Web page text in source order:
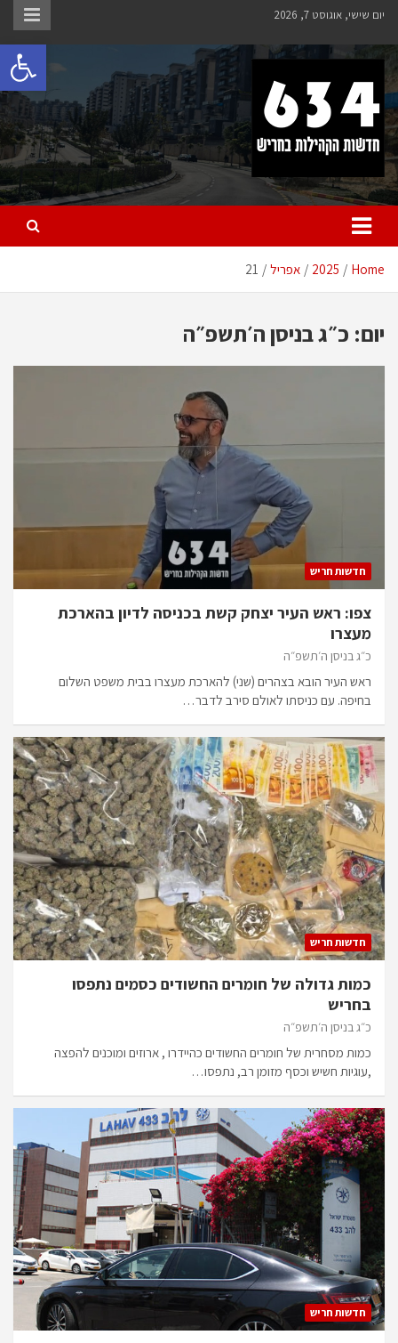
Skip
content
יום שישי, אוגוסט 7, 2026
חריש 634
חדשות הקהילות בחריש
Home
2025 אפריל 21
יום: כ״ג בניסן ה׳תשפ״ה
חדשות חריש
צפו: ראש העיר יצחק קשת בכניסה לדיון בהארכת
מעצרו
כ״ג בניסן ה׳תשפ״ה
ראש העיר הובא בצהרים (שני) להארכת מעצרו בבית משפט השלום
בחיפה. עם כניסתו לאולם סירב לדבר…
חדשות חריש
כמות גדולה של חומרים החשודים כסמים נתפסו
בחריש
כ״ג בניסן ה׳תשפ״ה
כמות מסחרית של חומרים החשודים כהיידרו , ארוזים ומוכנים להפצה
,עוגיות חשיש וכסף מזומן רב, נתפסו…
חדשות חריש